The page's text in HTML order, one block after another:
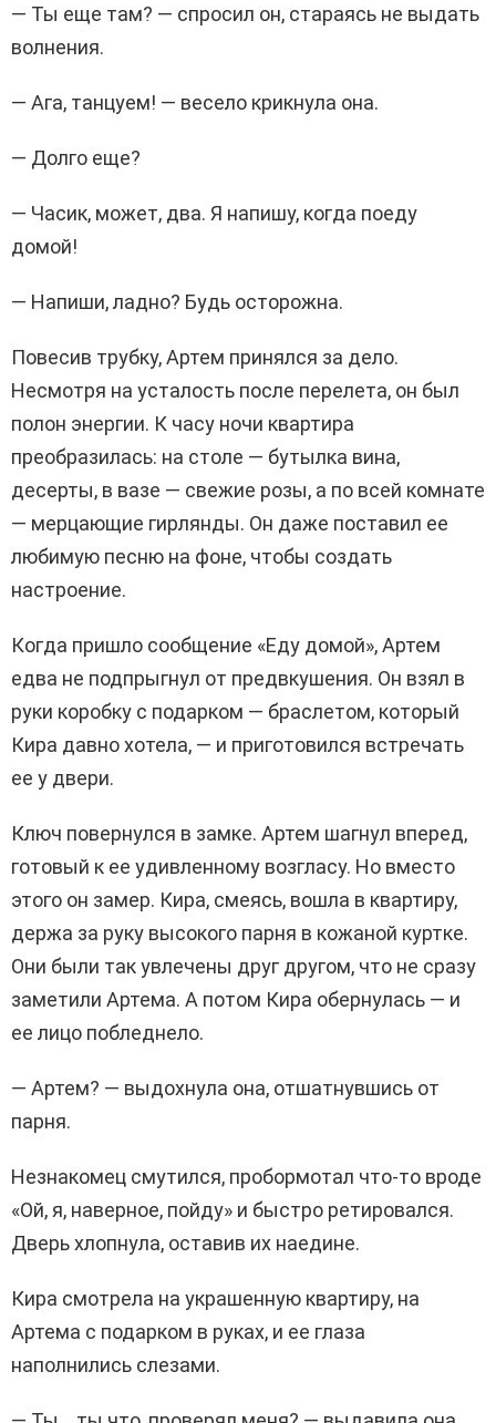
— Ты еще там? — спросил он, стараясь не выдать
волнения.
— Ага, танцуем! — весело крикнула она.
— Долго еще?
— Часик, может, два. Я напишу, когда поеду
домой!
— Напиши, ладно? Будь осторожна.
Повесив трубку, Артем принялся за дело.
Несмотря на усталость после перелета, он был
полон энергии. К часу ночи квартира
преобразилась: на столе — бутылка вина,
десерты, в вазе — свежие розы, а по всей комнате
— мерцающие гирлянды. Он даже поставил ее
любимую песню на фоне, чтобы создать
настроение.
Когда пришло сообщение «Еду домой», Артем
едва не подпрыгнул от предвкушения. Он взял в
руки коробку с подарком — браслетом, который
Кира давно хотела, — и приготовился встречать
ее у двери.
Ключ повернулся в замке. Артем шагнул вперед,
готовый к ее удивленному возгласу. Но вместо
этого он замер. Кира, смеясь, вошла в квартиру,
держа за руку высокого парня в кожаной куртке.
Они были так увлечены друг другом, что не сразу
заметили Артема. А потом Кира обернулась — и
ее лицо побледнело.
— Артем? — выдохнула она, отшатнувшись от
парня.
Незнакомец смутился, пробормотал что-то вроде
«Ой, я, наверное, пойду» и быстро ретировался.
Дверь хлопнула, оставив их наедине.
Кира смотрела на украшенную квартиру, на
Артема с подарком в руках, и ее глаза
наполнились слезами.